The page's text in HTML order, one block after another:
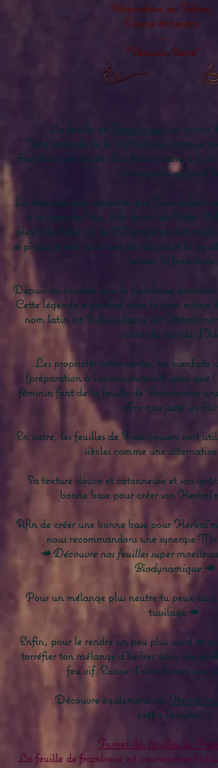
Alternative au Tabac,
Douce et neutre.
--
"Féminin Sacré"
La feuille de Framboisierest connu
Une légende de la mythologie grecque
framboise est passée d’un blanc nacre à la
connaissons
La légende nous rapporte que Zeus enfant
à la nymphe Ida, fille du roi de Crète.
pleurs du futur roi de l’Olympe voulut
se piqua le sein avec une des épines et la
teinter la framboise.
Depuis on raconte que la framboise
Cette légende a perduré dans le nom même
nom latin est Rubus idaeus soit
ronce du monde
Les propriétés astringentes, les bienfaits
(préparation à l'accouchement) ainsi que
féminin font de la feuille de Framboisier
offrir que juste ses
En outre, les feuilles de Framboisiers sont
siècles comme une
Sa texture douce et cotonneuse et son
bonne base pour créer son
Afin de créer une bonne base pour
nous recommandons une synergie
↠ Découvre nos feuilles super
Biodynamique ↠
Pour un mélange plus neutre tu peux
tussilage ↠
Enfin, pour le rendre un peu plus sucré et
torréfier ton mélange d'herbes dans une
feu vif. Essaye d'abord avec une
Découvre également nos
prêt à l'emploi :)
Fumer des feuilles de
La feuille de framboise est couramment